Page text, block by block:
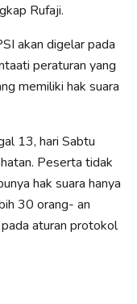
Rufaji.
akan digelar pada
peraturan yang
memiliki hak suara
13, hari Sabtu
Peserta tidak
hak suara hanya
30 orang- an
aturan protokol